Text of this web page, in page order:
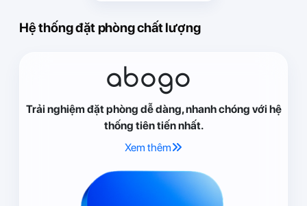
Hệ thống đặt phòng chất lượng
abogo
Trải nghiệm đặt phòng dễ dàng, nhanh chóng với hệ
thống tiên tiến nhất.
Xem thêm